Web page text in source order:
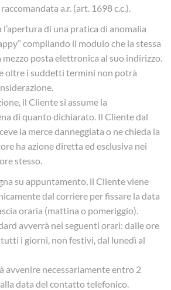
a.r. (art. 1698 c.c.).
l’apertura di una pratica di anomalia
compilando il modulo che la stessa
mezzo posta elettronica al suo indirizzo.
oltre i suddetti termini non potrà
il Cliente si assume la
di quanto dichiarato. Il Cliente dal
la merce danneggiata o ne chieda la
ha azione diretta ed esclusiva nei
stesso.
su appuntamento, il Cliente viene
dal corriere per fissare la data
oraria (mattina o pomeriggio).
avverrà nei seguenti orari: dalle ore
i giorni, non festivi, dal lunedì al
avvenire necessariamente entro 2
data del contatto telefonico.